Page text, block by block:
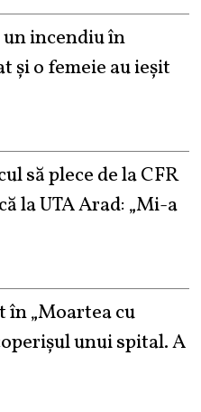
incendiu în
și o femeie au ieșit
să plece de la CFR
la UTA Arad: „Mi-a
în „Moartea cu
unui spital. A